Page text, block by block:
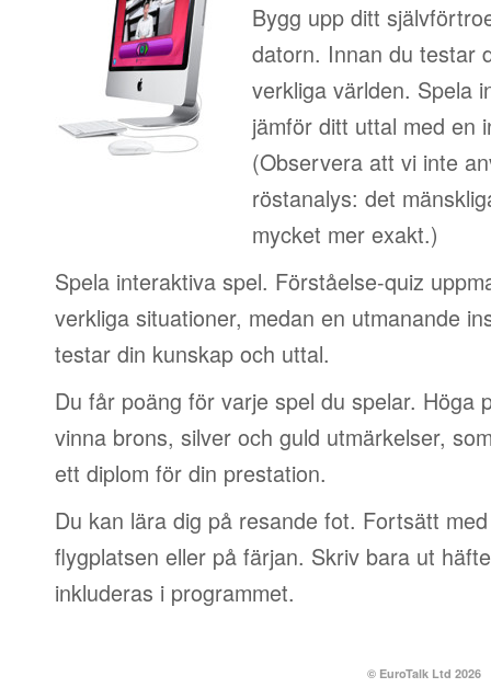
Bygg upp ditt
datorn. Innan du testar
verkliga världen. Spela
jämför ditt uttal med en
(Observera att vi inte
röstanalys: det
mycket mer exakt.)
Spela interaktiva spel. Förståelse-quiz
verkliga situationer, medan en utmanande
testar din kunskap och uttal.
Du får poäng för varje spel du spelar. Höga
vinna brons, silver och guld utmärkelser,
ett diplom för din prestation.
Du kan lära dig på resande fot. Fortsätt
flygplatsen eller på färjan. Skriv bara ut
inkluderas i programmet.
© EuroTalk Ltd 2026